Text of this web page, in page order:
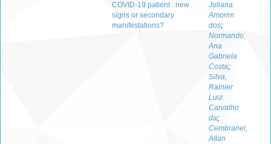
COVID-19 patient : new
signs or secondary
manifestations?
Juliana
Amorim
dos;
Normando,
Ana
Gabriela
Costa;
Silva,
Rainier
Luiz
Carvalho
da;
Cembranel,
Allan